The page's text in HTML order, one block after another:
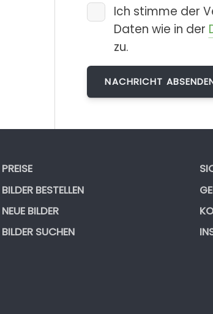
Ich stimme der
Daten wie in der
zu.
PREISE
BILDER BESTELLEN
NEUE BILDER
BILDER SUCHEN